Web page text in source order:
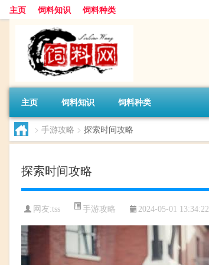
主页 饲料知识 饲料种类
主页 饲料知识 饲料种类
> 手游攻略 > 探索时间攻略
探索时间攻略
网友:tss 手游攻略 2024-05-01 13:34:22